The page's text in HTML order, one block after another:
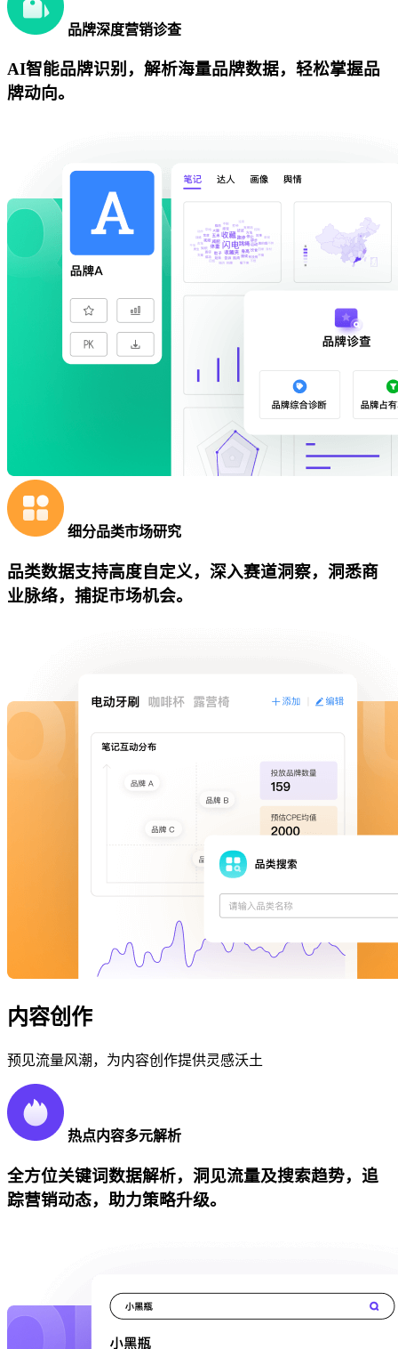
品牌深度营销诊查
AI智能品牌识别，解析海量品牌数据，轻松掌握品
牌动向。
细分品类市场研究
品类数据支持高度自定义，深入赛道洞察，洞悉商
业脉络，捕捉市场机会。
内容创作
预见流量风潮，为内容创作提供灵感沃土
热点内容多元解析
全方位关键词数据解析，洞见流量及搜索趋势，追
踪营销动态，助力策略升级。